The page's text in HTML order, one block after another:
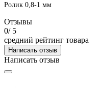
Ролик 0,8-1 мм
Отзывы
0/ 5
средний рейтинг товара
Написать отзыв
Написать отзыв